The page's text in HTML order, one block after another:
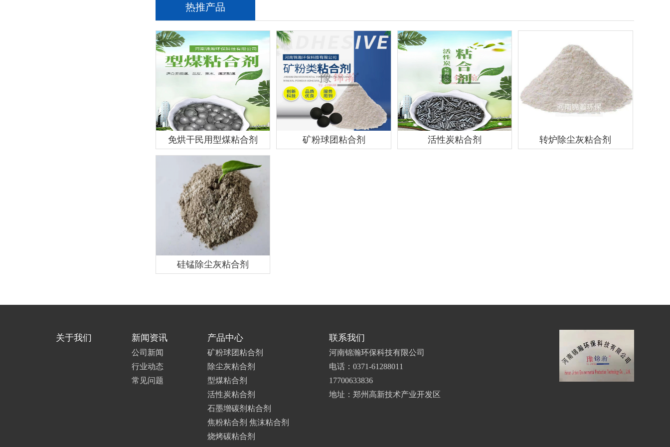
热推产品
免烘干民用型煤粘合剂 矿粉球团粘合剂 活性炭粘合剂 转炉除尘灰粘合剂
硅锰除尘灰粘合剂
关于我们 新闻资讯
公司新闻
行业动态
常见问题
产品中心
矿粉球团粘合剂
除尘灰粘合剂
型煤粘合剂
活性炭粘合剂
石墨增碳剂粘合剂
焦粉粘合剂 焦沫粘合剂
烧烤碳粘合剂
联系我们
河南锦瀚环保科技有限公司
电话：0371-61288011
17700633836
地址：郑州高新技术产业开发区